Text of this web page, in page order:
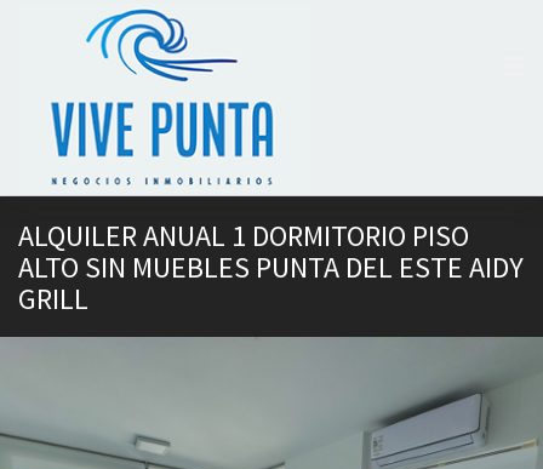
ALQUILER ANUAL 1 DORMITORIO PISO
ALTO SIN MUEBLES PUNTA DEL ESTE AIDY
GRILL